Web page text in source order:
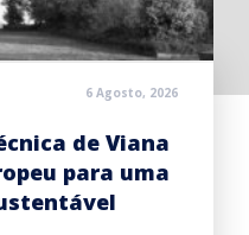
6 Agosto, 2026
de Viana
para uma